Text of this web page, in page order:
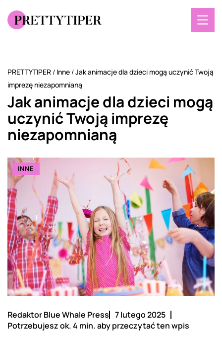
PRETTYTIPER / Inne /Jak animacje dla dzieci mogą uczynić Twoją
imprezę niezapomnianą
Jak animacje dla dzieci mogą
uczynić Twoją imprezę
niezapomnianą
INNE
Redaktor Blue Whale Press 7 lutego 2025
Potrzebujesz ok. 4 min. aby przeczytać ten wpis